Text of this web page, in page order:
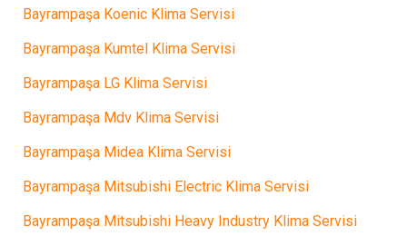
Bayrampaşa Koenic Klima Servisi
Bayrampaşa Kumtel Klima Servisi
Bayrampaşa LG Klima Servisi
Bayrampaşa Mdv Klima Servisi
Bayrampaşa Midea Klima Servisi
Bayrampaşa Mitsubishi Electric Klima Servisi
Bayrampaşa Mitsubishi Heavy Industry Klima Servisi